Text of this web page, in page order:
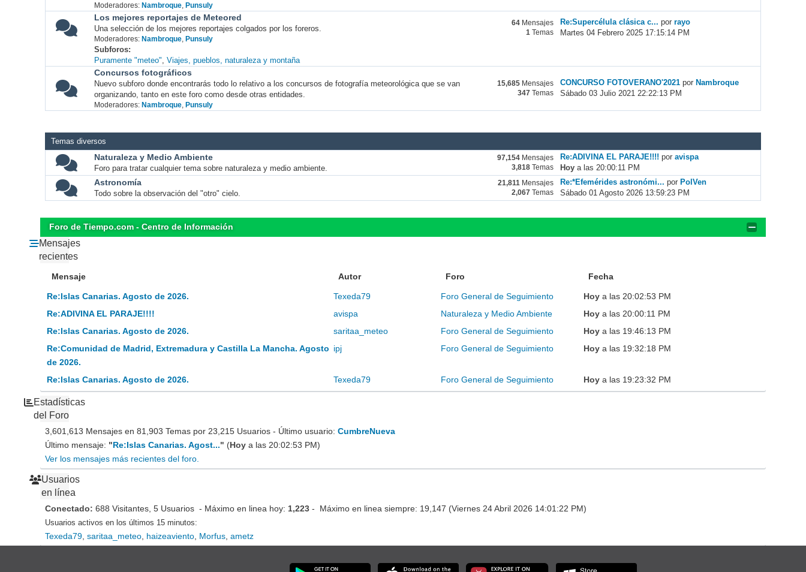
Moderadores: Nambroque, Punsuly
Los mejores reportajes de Meteored
Una selección de los mejores reportajes colgados por los foreros.
Moderadores: Nambroque, Punsuly
64 Mensajes
1 Temas
Re:Supercélula clásica c... porrayo
Martes 04 Febrero 2025 17:15:14 PM
Subforos
Puramente "meteo" Viajes, pueblos, naturaleza y montaña
Concursos fotográficos
Nuevo subforo donde encontrarás todo lo relativo a los concursos de fotografía meteorológica que se van
organizando, tanto en este foro como desde otras entidades.
Moderadores: Nambroque, Punsuly
15,685 Mensajes
347
Temas
CONCURSO FOTOVERANO'2021 por Nambroque
Sábado 03 Julio 2021 22:22:13 PM
Temas diversos
Naturaleza y Medio Ambiente
Foro para tratar cualquier tema sobre naturaleza y medio ambiente.
97,154 Mensajes
3,818 Temas
Re:ADIVINA EL PARAJE!!!! poravispa
Hoy a las 20:00:11 PM
Astronomía
Todo sobre la observación del "otro" cielo.
21,811 Mensajes
2,067
Temas
Re:*Efemérides astronómi... por PolVen
Sábado 01 Agosto 2026 13:59:23 PM
Foro de Tiempo.com - Centro de Información
Mensajes
recientes
Mensaje Autor Foro Fecha
Re:Islas Canarias. Agosto de 2026. Texeda79 Foro General de Seguimiento Hoy a las 20:02:53 PM
Re:ADIVINA EL PARAJE!!!!
avispa Naturaleza y Medio Ambiente Hoy a las 20:00:11 PM
Re:Islas Canarias. Agosto de 2026.
saritaa_meteo Foro General de Seguimiento Hoy a las 19:46:13 PM
Re:Comunidad de Madrid, Extremadura y Castilla La Mancha. Agosto
de 2026.
ipj Foro General de Seguimiento Hoy a las 19:32:18 PM
Re:Islas Canarias. Agosto de 2026. Texeda79 Foro General de Seguimiento Hoy a las 19:23:32 PM
Estadísticas
del Foro
3,601,613 Mensajes en 81,903 Temas por 23,215 Usuarios - Último usuario:CumbreNueva
Último mensaje: "Re:Islas Canarias. Agost..." (Hoy a las 20:02:53 PM)
Ver los mensajes más recientes del foro.
Usuarios
en línea
Conectado:688 Visitantes, 5 Usuarios - Máximo en linea hoy: 1,223 - Máximo en linea siempre: 19,147 (Viernes 24 Abril 2026 14:01:22 PM)
Usuarios activos en los últimos 15 minutos:
Texeda79 ,saritaa_meteo haizeaviento Morfus ,ametz